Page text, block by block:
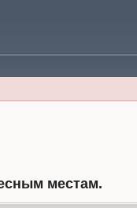
местам.